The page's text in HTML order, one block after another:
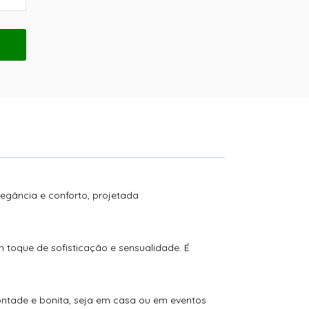
e conforto, projetada
de sofisticação e sensualidade. É
e bonita, seja em casa ou em eventos